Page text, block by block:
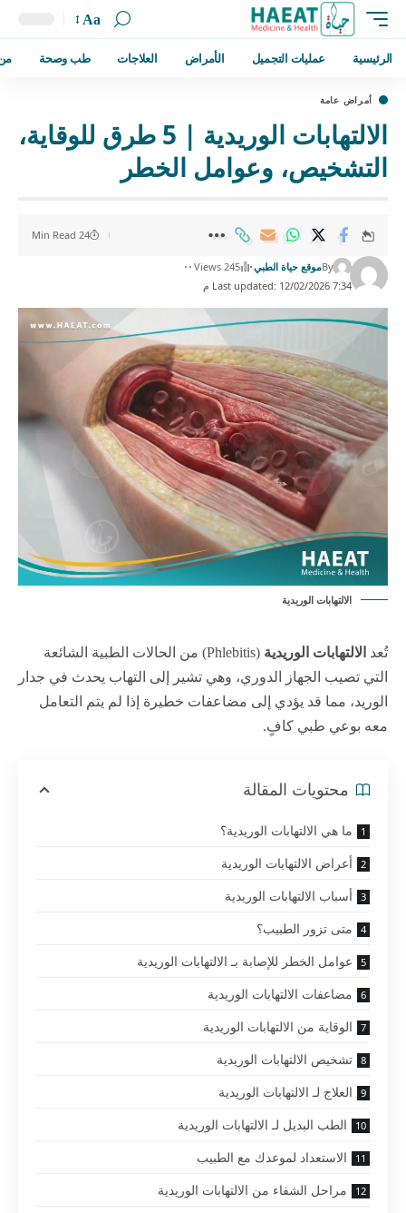
Aa
الرئيسية عمليات التجميل الأمراض العلاجات طب وصحة
أمراض عامة
الالتهابات الوريدية | 5 طرق للوقاية،
التشخيص، وعوامل الخطر
Last updated: 12/02/2026 7:34 م
Byموقع حياة الطبي 245 Views
24 Min Read
الالتهابات الوريدية
تُعد الالتهابات الوريدية
(Phlebitis) من الحالات الطبية الشائعة
التي تصيب الجهاز الدوري، وهي تشير إلى التهاب يحدث في جدار
الوريد، مما قد يؤدي إلى مضاعفات خطيرة إذا لم يتم التعامل
معه بوعي طبي كافٍ.
محتويات المقالة
ما هي الالتهابات الوريدية؟
أعراض الالتهابات الوريدية
أسباب الالتهابات الوريدية
متى تزور الطبيب؟
عوامل الخطر للإصابة بـ الالتهابات الوريدية
مضاعفات الالتهابات الوريدية
الوقاية من الالتهابات الوريدية
تشخيص الالتهابات الوريدية
العلاج لـ الالتهابات الوريدية
الطب البديل لـ الالتهابات الوريدية
الاستعداد لموعدك مع الطبيب
مراحل الشفاء من الالتهابات الوريدية